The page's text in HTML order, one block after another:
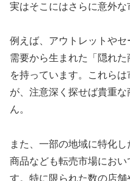
実はそこにはさらに意外な
例えば、アウトレットや
需要から生まれた「隠れ
を持っています。これら
が、注意深く探せば貴重
ん。
また、一部の地域に特化
商品なども転売市場にお
す。特に限られた数の店